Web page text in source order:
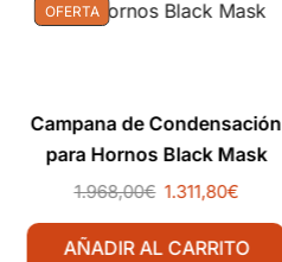
OFERTA
Campana de Condensación
para Hornos Black Mask
1.968,00€ 1.311,80€
AÑADIR AL CARRITO